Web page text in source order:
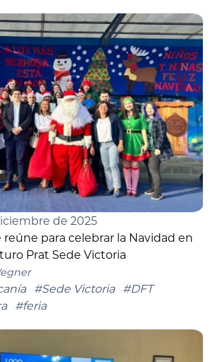
de 2025
para celebrar la Navidad en
Prat Sede Victoria
#Sede Victoria
#DFT
#feria